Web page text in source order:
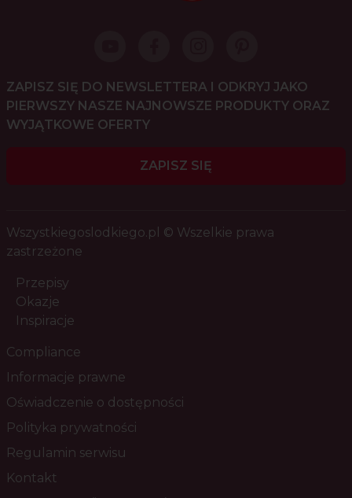
ZAPISZ SIĘ DO NEWSLETTERA I ODKRYJ JAKO
PIERWSZY NASZE NAJNOWSZE PRODUKTY ORAZ
WYJĄTKOWE OFERTY
ZAPISZ SIĘ
Wszystkiegoslodkiego.pl © Wszelkie prawa
zastrzeżone
Przepisy
Okazje
Inspiracje
Compliance
Informacje prawne
Oświadczenie o dostępności
Polityka prywatności
Regulamin serwisu
Kontakt